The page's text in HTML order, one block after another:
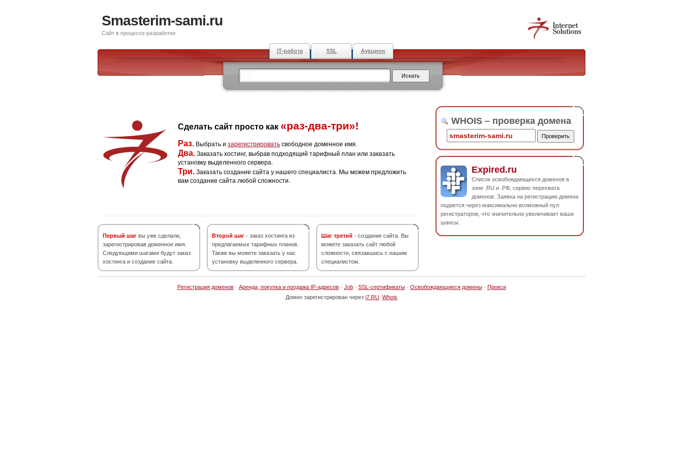
Smasterim-sami.ru
Сайт в процессе разработки
IT-работа SSL Аукцион
Сделать сайт просто как «раз-два-три»!
Раз. Выбрать и зарегистрировать свободное доменное имя.
Два. Заказать хостинг, выбрав подходящий тарифный план или заказать
установку выделенного сервера.
Три. Заказать создание сайта у нашего специалиста. Мы можем предложить
вам создание сайта любой сложности.
Первый шаг вы уже сделали,
зарегистрировав доменное имя.
Следующими шагами будут заказ
хостинга и создание сайта.
Второй шаг - заказ хостинга из
предлагаемых тарифных планов.
Также вы можете заказать у нас
установку выделенного сервера.
Шаг третий - создание сайта. Вы
можете заказать сайт любой
сложности, связавшись с нашим
специалистом.
WHOIS – проверка домена
Expired.ru
Список освобождающихся доменов в
зоне .RU и .РФ, сервис перехвата
доменов. Заявка на регистрацию домена
подается через максимально возможный пул
регистраторов, что значительно увеличивает ваши
шансы.
Регистрация доменов· Аренда, покупка и продажа IP-адресов· Job· SSL-сертификаты· Освобождающиеся домены· Прокси
Домен зарегистрирован через i7.RU Whois